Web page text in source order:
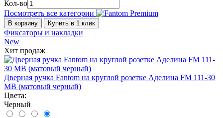
Кол-во
Посмотреть все категории
В корзину Купить в 1 клик
Фиксаторы и накладки
New
Хит продаж
Дверная ручка Fantom на круглой розетке Аделина FM 111-30
MB (матовый черный)
Цвета:
Черный